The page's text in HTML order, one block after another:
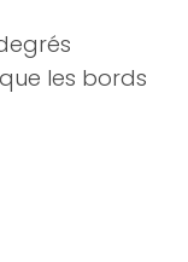
les bords